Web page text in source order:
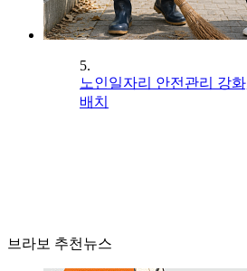
5.
노인일자리 안전관리 강
배치
브라보 추천뉴스